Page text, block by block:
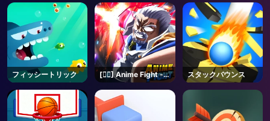
フィッシートリック
[🏴‍☠️] Anime Fight -
Roblox
スタックバウンス